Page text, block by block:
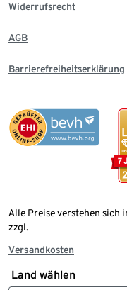
Widerrufsrecht
AGB
Barrierefreiheitserklärung
Alle Preise verstehen sich
zzgl.
Versandkosten
Land wählen